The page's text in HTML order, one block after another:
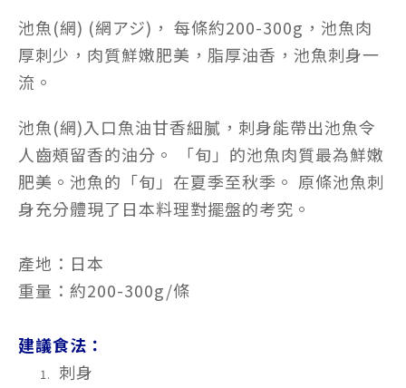
池魚(網) (網アジ)， 每條約200-300g，池魚肉
厚刺少，肉質鮮嫩肥美，脂厚油香，池魚刺身一
流。
池魚(網)入口魚油甘香細膩，刺身能帶出池魚令
人齒頰留香的油分。 「旬」的池魚肉質最為鮮嫩
肥美。池魚的「旬」在夏季至秋季。 原條池魚刺
身充分體現了日本料理對擺盤的考究。
產地：日本
重量：約200-300g/條
建議食法：
刺身